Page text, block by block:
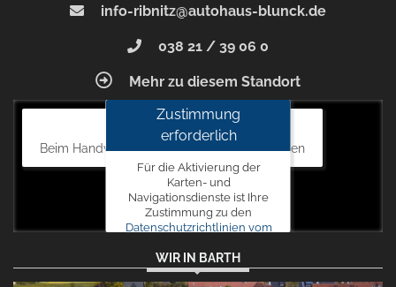
info-ribnitz@autohaus-blunck.de
038 21 / 39 06 0
Mehr zu diesem Standort
Autohaus Blunck
Beim Handweiser 19, 18311 Ribnitz-Damgarten
Zustimmung
erforderlich
Für die Aktivierung der
Karten- und
Navigationsdienste ist Ihre
Zustimmung zu den
Datenschutzrichtlinien vom
erforderlich.
WIR IN BARTH